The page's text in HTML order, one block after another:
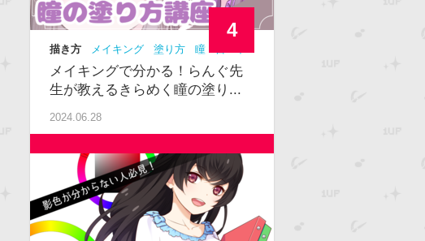
描き方 メイキング 塗り方 瞳
級
メイキングで分かる！らんぐ先
生が教えるきらめく瞳の塗り...
2024.06.28
4